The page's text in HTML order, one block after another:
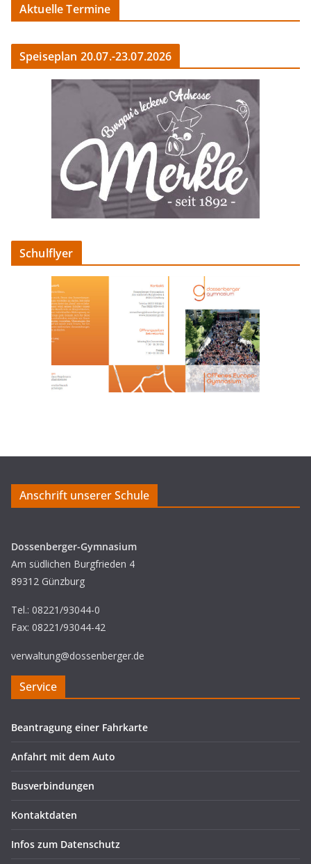
Aktuelle Termine
Speiseplan 20.07.-23.07.2026
Schulflyer
Anschrift unserer Schule
Dossenberger-Gymnasium
Am südlichen Burgfrieden 4
89312 Günzburg
Tel.: 08221/93044-0
Fax: 08221/93044-42
verwaltung@dossenberger.de
Service
Beantragung einer Fahrkarte
Anfahrt mit dem Auto
Busverbindungen
Kontaktdaten
Infos zum Datenschutz